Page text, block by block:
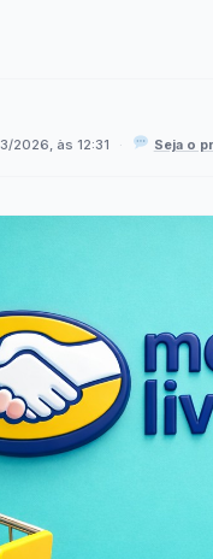
2026, às 12:31 · Seja o